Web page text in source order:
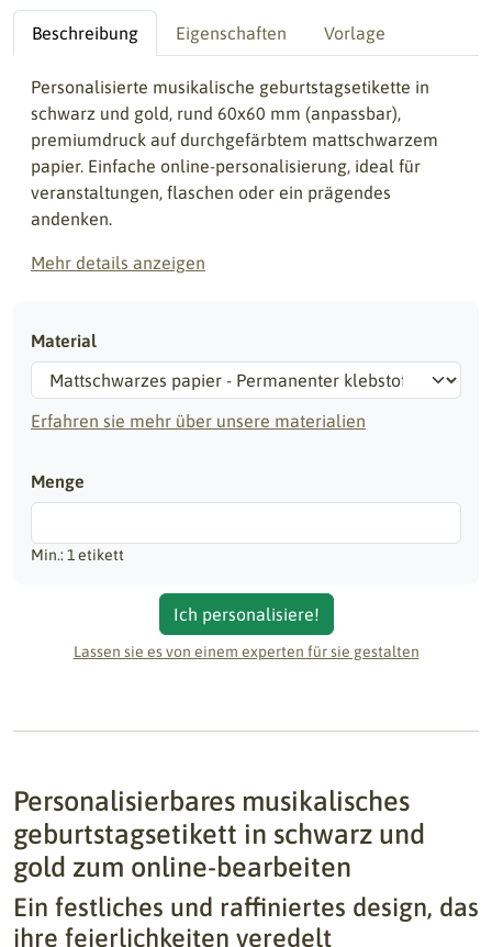
Beschreibung Eigenschaften Vorlage
Personalisierte musikalische geburtstagsetikette in
schwarz und gold, rund 60x60 mm (anpassbar),
premiumdruck auf durchgefärbtem mattschwarzem
papier. Einfache online-personalisierung, ideal für
veranstaltungen, flaschen oder ein prägendes
andenken.
Mehr details anzeigen
Material
Erfahren sie mehr über unsere materialien
Menge
Min.: 1 etikett
Lassen sie es von einem experten für sie gestalten
Ich personalisiere!
Personalisierbares musikalisches
geburtstagsetikett in schwarz und
gold zum online-bearbeiten
Ein festliches und raffiniertes design, das
ihre feierlichkeiten veredelt